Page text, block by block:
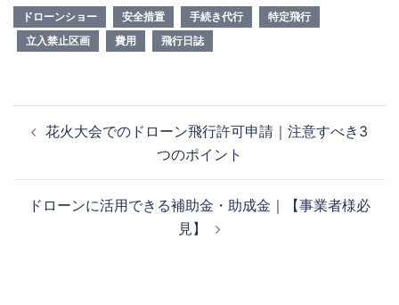
ドローンショー 安全措置 手続き代行
特定飛行
立入禁止区画
費用 飛行日誌
稿
ゲ
花火大会でのドローン飛行許可申請｜注意すべき3
つのポイント
ドローンに活用できる補助金・助成金｜【事業者様必
見】